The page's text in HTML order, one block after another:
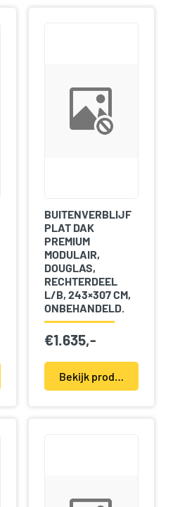
BUITENVERBLIJF
PLAT DAK
PREMIUM
MODULAIR,
DOUGLAS,
RECHTERDEEL
L/B, 243×307 CM,
ONBEHANDELD.
€1.635,-